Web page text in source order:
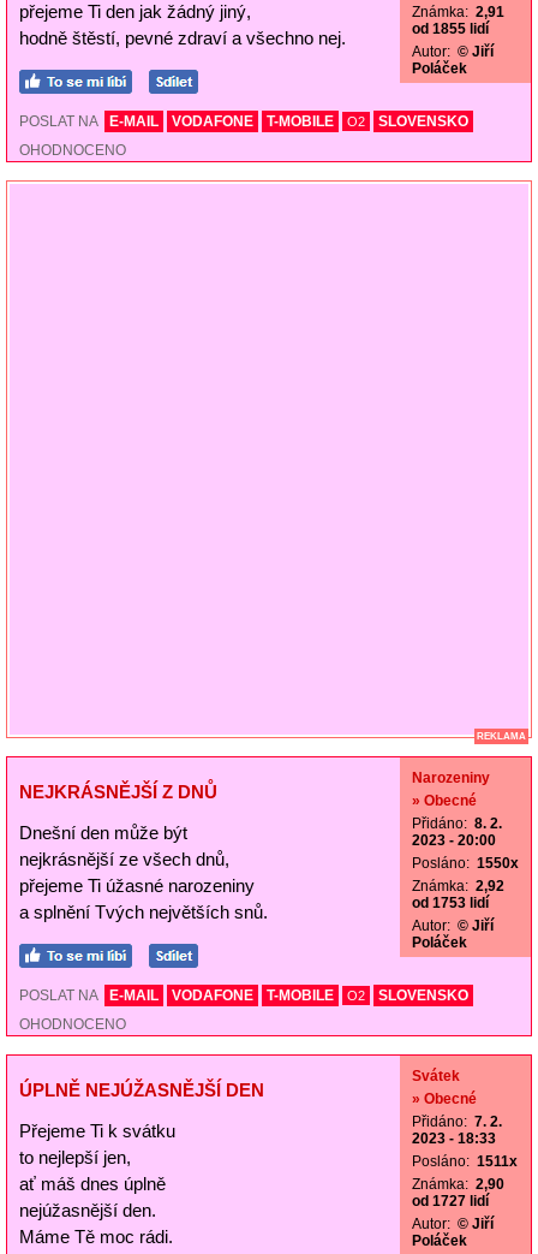
přejeme Ti den jak žádný jiný,
hodně štěstí, pevné zdraví a všechno nej.
Známka: 2,91
od 1855 lidí
Autor: © Jiří
Poláček
POSLAT NA E-MAIL VODAFONE T-MOBILE O2
SLOVENSKO
OHODNOCENO
REKLAMA
NEJKRÁSNĚJŠÍ Z DNŮ
Dnešní den může být
nejkrásnější ze všech dnů,
přejeme Ti úžasné narozeniny
a splnění Tvých největších snů.
Narozeniny
» Obecné
Přidáno: 8. 2.
2023 - 20:00
Posláno: 1550x
Známka: 2,92
od 1753 lidí
Autor: © Jiří
Poláček
POSLAT NA E-MAIL VODAFONE T-MOBILE O2
SLOVENSKO
OHODNOCENO
ÚPLNĚ NEJÚŽASNĚJŠÍ DEN
Přejeme Ti k svátku
to nejlepší jen,
ať máš dnes úplně
nejúžasnější den.
Máme Tě moc rádi.
Svátek
» Obecné
Přidáno: 7. 2.
2023 - 18:33
Posláno: 1511x
Známka: 2,90
od 1727 lidí
Autor: © Jiří
Poláček